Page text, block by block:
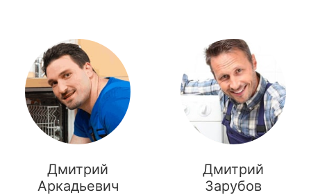
Дмитрий
Аркадьевич
Дмитрий
Зарубов